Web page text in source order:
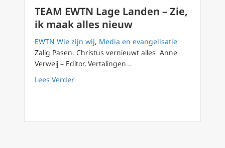
TEAM EWTN Lage Landen – Zie,
ik maak alles nieuw
EWTN Wie zijn wij, Media en evangelisatie
Zalig Pasen. Christus vernieuwt alles Anne
Verweij – Editor, Vertalingen…
Lees Verderabout TEAM EWTN Lage Landen – Zie, ik